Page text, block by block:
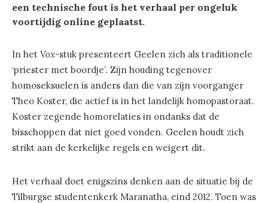
een technische fout is het verhaal per ongeluk
voortijdig online geplaatst.
In het Vox-stuk presenteert Geelen zich als traditionele
‘priester met boordje’. Zijn houding tegenover
homoseksuelen is anders dan die van zijn voorganger
Theo Koster, die actief is in het landelijk homopastoraat.
Koster zegende homorelaties in ondanks dat de
bisschoppen dat niet goed vonden. Geelen houdt zich
strikt aan de kerkelijke regels en weigert dit.
Het verhaal doet enigszins denken aan de situatie bij de
Tilburgse studentenkerk Maranatha, eind 2012. Toen was